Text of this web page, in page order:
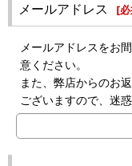
メールアドレス [
メールアドレスをお
意ください。
また、弊店からのお
ございますので、迷